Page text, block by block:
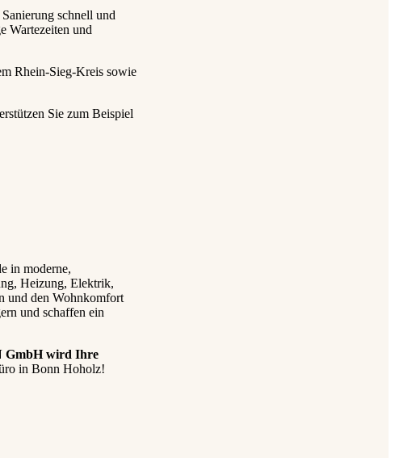
schnell und
Wartezeiten und
Rhein-Sieg-Kreis sowie
Sie zum Beispiel
in moderne,
Heizung, Elektrik,
und den Wohnkomfort
und schaffen ein
GmbH wird Ihre
in Bonn Hoholz!